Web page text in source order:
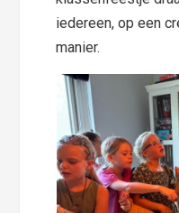
iedereen, op een
manier.